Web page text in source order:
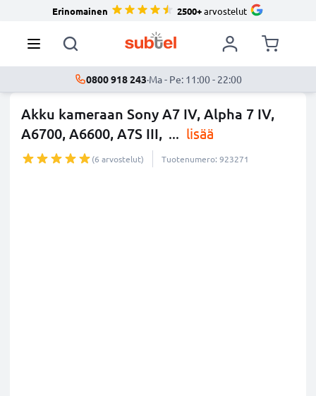
Erinomainen 2500+arvostelut
0800 918 243·Ma - Pe: 11:00 - 22:00
Akku kameraan Sony A7 IV, Alpha 7 IV,
A6700, A6600, A7S III, ... lisää
(6 arvostelut) Tuotenumero: 923271